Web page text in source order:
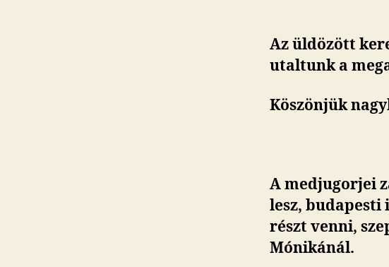
Az üldözött
utaltunk a
Köszönjük
A medjugorjei
lesz, budapesti
részt venni,
Mónikánál.